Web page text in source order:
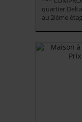
quartier
au 2ième